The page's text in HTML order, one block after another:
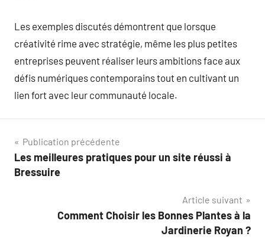
Les exemples discutés démontrent que lorsque
créativité rime avec stratégie, même les plus petites
entreprises peuvent réaliser leurs ambitions face aux
défis numériques contemporains tout en cultivant un
lien fort avec leur communauté locale.
Navigation
de
Publication précédente
Les meilleures pratiques pour un site réussi à
Bressuire
Article suivant
Comment Choisir les Bonnes Plantes à la
Jardinerie Royan ?